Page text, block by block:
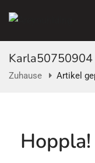
Karla50750904
Zuhause Artikel
Hoppla!